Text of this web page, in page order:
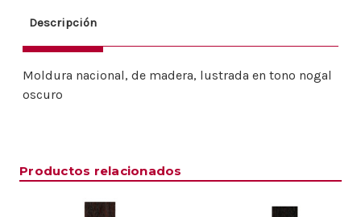
Descripción
Moldura nacional, de madera, lustrada en tono nogal
oscuro
Productos relacionados